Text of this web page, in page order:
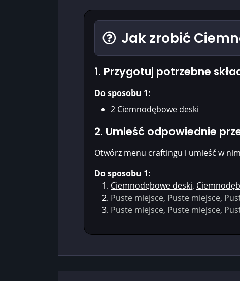
Jak zrobić
1. Przygotuj potrzebne
Do sposobu 1:
2 Ciemnodębowe deski
2. Umieść odpowiednie
Otwórz menu craftingu i umieść w
Do sposobu 1:
Ciemnodębowe deski,
Puste miejsce, Puste miejsce,
Puste miejsce, Puste miejsce,